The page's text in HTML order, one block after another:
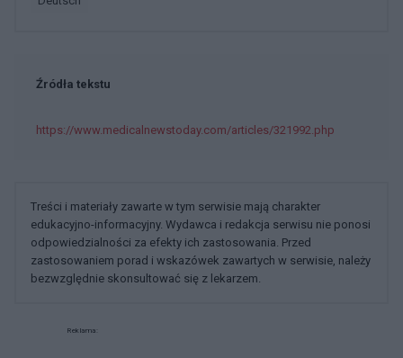
Źródła tekstu
https://www.medicalnewstoday.com/articles/321992.php
Treści i materiały zawarte w tym serwisie mają charakter
edukacyjno-informacyjny. Wydawca i redakcja serwisu nie ponosi
odpowiedzialności za efekty ich zastosowania. Przed
zastosowaniem porad i wskazówek zawartych w serwisie, należy
bezwzględnie skonsultować się z lekarzem.
Reklama: